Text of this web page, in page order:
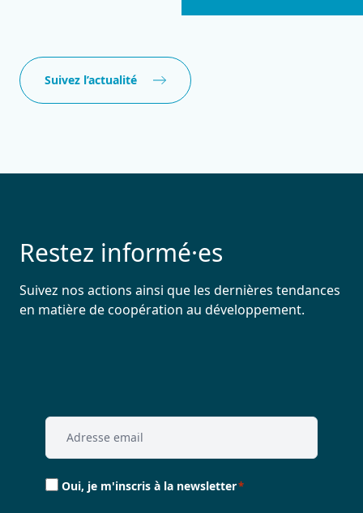
Suivez l’actualité
Restez informé·es
Suivez nos actions ainsi que les dernières tendances
en matière de coopération au développement.
Email
Consent
Oui, je m'inscris à la newsletter*